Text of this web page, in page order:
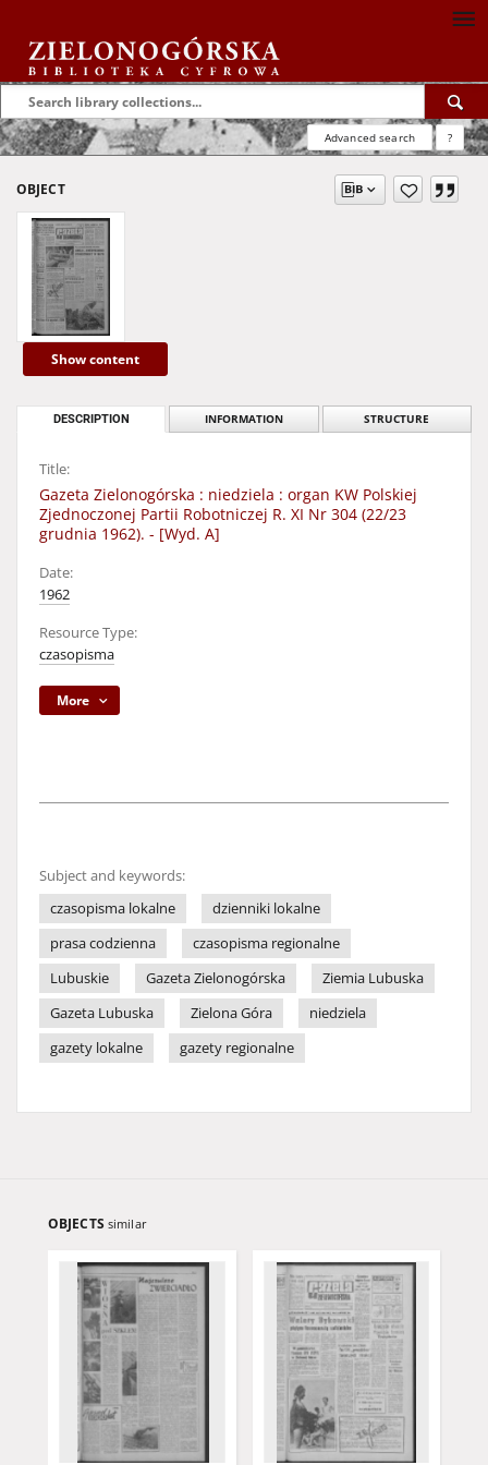
Advanced search ?
OBJECT
Show content
DESCRIPTION INFORMATION STRUCTURE
Title:
Gazeta Zielonogórska : niedziela : organ KW Polskiej
Zjednoczonej Partii Robotniczej R. XI Nr 304 (22/23
grudnia 1962). - [Wyd. A]
Date:
1962
Resource Type:
czasopisma
More
Subject and keywords:
czasopisma lokalne
dzienniki lokalne
prasa codzienna
czasopisma regionalne
Lubuskie
Gazeta Zielonogórska
Ziemia Lubuska
Gazeta Lubuska
Zielona Góra
niedziela
gazety lokalne
gazety regionalne
OBJECTS similar